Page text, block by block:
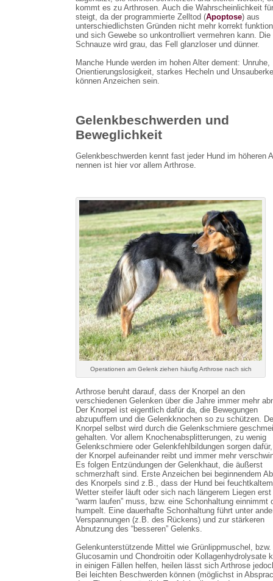
kommt es zu Arthrosen. Auch die Wahrscheinlichkeit
steigt, da der programmierte Zelltod (Apoptose) aus
unterschiedlichsten Gründen nicht mehr korrekt
und sich Gewebe so unkontrolliert vermehren kann. Die
Schnauze wird grau, das Fell glanzloser und dünner.
Manche Hunde werden im hohen Alter dement: Unruhe,
Orientierungslosigkeit, starkes Hecheln und
können Anzeichen sein.
Gelenkbeschwerden und
Beweglichkeit
Gelenkbeschwerden kennt fast jeder Hund im höheren
nennen ist hier vor allem Arthrose.
Operationen am Gelenk ziehen häufig Arthrose nach sich
Arthrose beruht darauf, dass der Knorpel an den
verschiedenen Gelenken über die Jahre immer mehr
Der Knorpel ist eigentlich dafür da, die Bewegungen
abzupuffern und die Gelenkknochen so zu schützen.
Knorpel selbst wird durch die Gelenkschmiere
gehalten. Vor allem Knochenabsplitterungen, zu wenig
Gelenkschmiere oder Gelenkfehlbildungen sorgen
der Knorpel aufeinander reibt und immer mehr
Es folgen Entzündungen der Gelenkhaut, die äußerst
schmerzhaft sind. Erste Anzeichen bei beginnendem
des Knorpels sind z.B., dass der Hund bei feuchtkaltem
Wetter steifer läuft oder sich nach längerem Liegen erst
“warm laufen” muss, bzw. eine Schonhaltung einnimmt
humpelt. Eine dauerhafte Schonhaltung führt unter
Verspannungen (z.B. des Rückens) und zur stärkeren
Abnutzung des “besseren” Gelenks.
Gelenkunterstützende Mittel wie Grünlippmuschel, bzw.
Glucosamin und Chondroitin oder Kollagenhydrolysate
in einigen Fällen helfen, heilen lässt sich Arthrose
Bei leichten Beschwerden können (möglichst in